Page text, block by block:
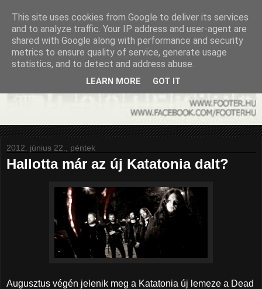
2012. június 22., péntek
Hallotta már az új Katatonia dalt?
Augusztus végén jelenik meg a Katatonia új lemeze a Dead
This site uses cookies from Google to deliver its services
and to analyze traffic. Your IP address and user-agent are
shared with Google along with performance and security
metrics to ensure quality of service, generate usage
statistics, and to detect and address abuse.
LEARN MORE GOT IT